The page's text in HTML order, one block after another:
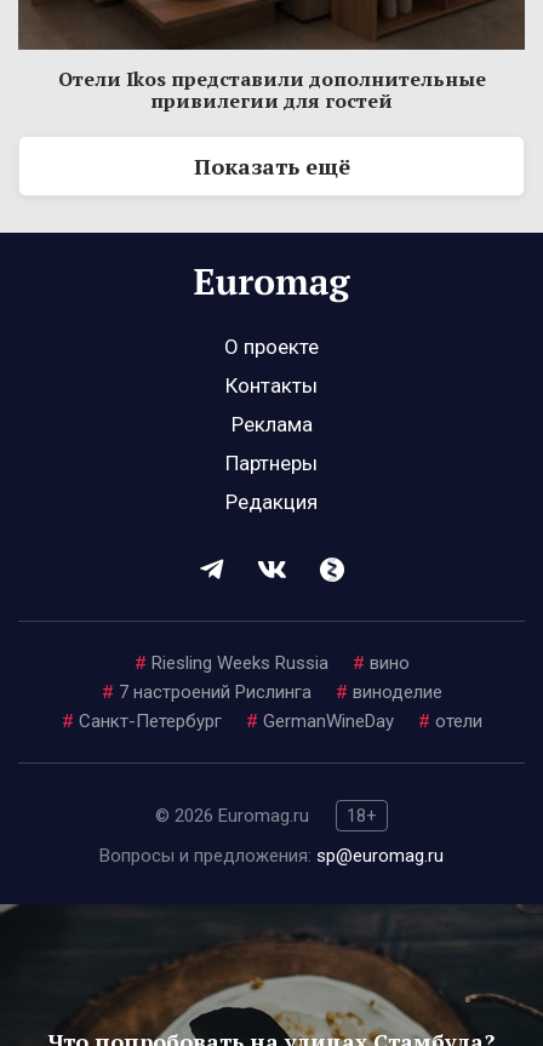
Отели Ikos представили дополнительные
привилегии для гостей
Показать ещё
О проекте
Контакты
Реклама
Партнеры
Редакция
# Riesling Weeks Russia # вино
# 7 настроений Рислинга # виноделие
# Санкт-Петербург # GermanWineDay # отели
© 2026 Euromag.ru
18+
Вопросы и предложения: sp@euromag.ru